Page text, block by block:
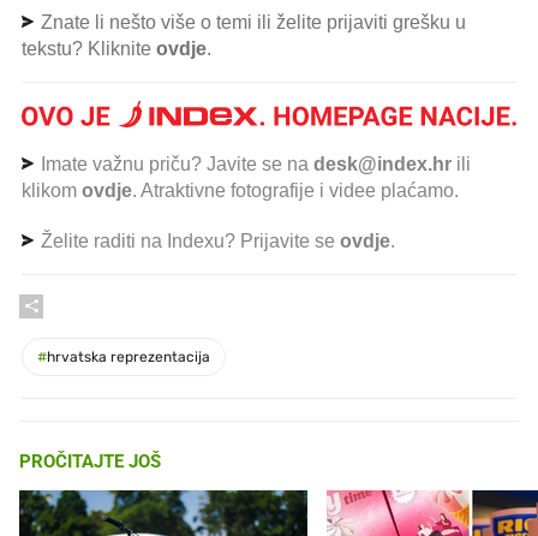
Znate li nešto više o temi ili želite prijaviti grešku u
tekstu? Kliknite ovdje.
Imate važnu priču? Javite se na desk@index.hr ili
klikom ovdje. Atraktivne fotografije i videe plaćamo.
Želite raditi na Indexu? Prijavite se ovdje.
#hrvatska reprezentacija
PROČITAJTE JOŠ